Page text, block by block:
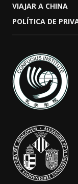
VIAJAR A CHINA
POLÍTICA DE